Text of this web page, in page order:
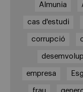
Almunia
cas d'estudi
corrupció
empresa